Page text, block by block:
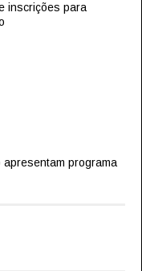
inscrições para
programa